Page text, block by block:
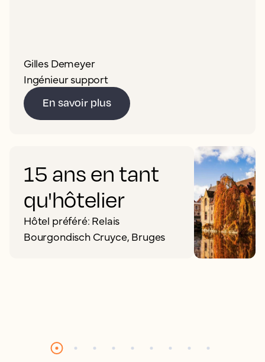
Gilles Demeyer
Ingénieur support
En savoir plus
15 ans en tant
qu'hôtelier
Hôtel préféré: Relais
Bourgondisch Cruyce, Bruges